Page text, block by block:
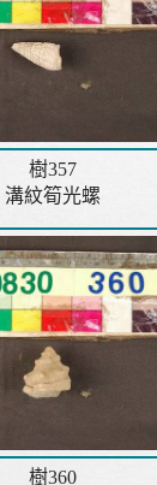
樹357
溝紋筍光螺
樹360